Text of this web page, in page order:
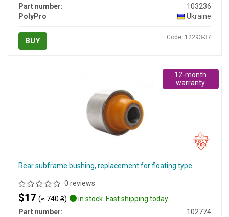
Part number:
103236
PolyPro
Ukraine
BUY Code: 12293-37
Rear subframe bushing, replacement for floating type
0 reviews
$17 (≈ 740 ₴)
in stock. Fast shipping today
Part number:
102774
12-month
warranty